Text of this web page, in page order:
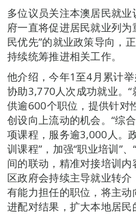
多位议员关注本澳居民就
府一直将促进居民就业列
民优先”的就业政策导向，
持续统筹推进相关工作。
他介绍，今年1至4月累计
协助3,770人次成功就业。
供逾600个职位，提供针对
创设向上流动的机会。“综
项课程，服务逾3,000人。
训课程”，加强“职业培训”
间的联动，精准对接培训
区政府会持续主导就业转
有能力担任的职位，将主
进配对结果，扩大本地居民